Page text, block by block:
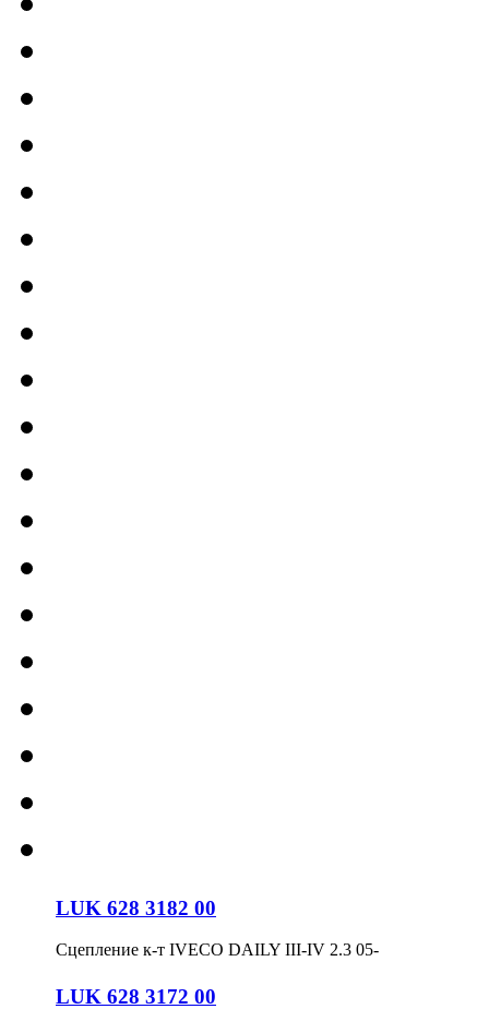
LUK 628 3182 00
Сцепление к-т IVECO DAILY III-IV 2.3 05-
LUK 628 3172 00